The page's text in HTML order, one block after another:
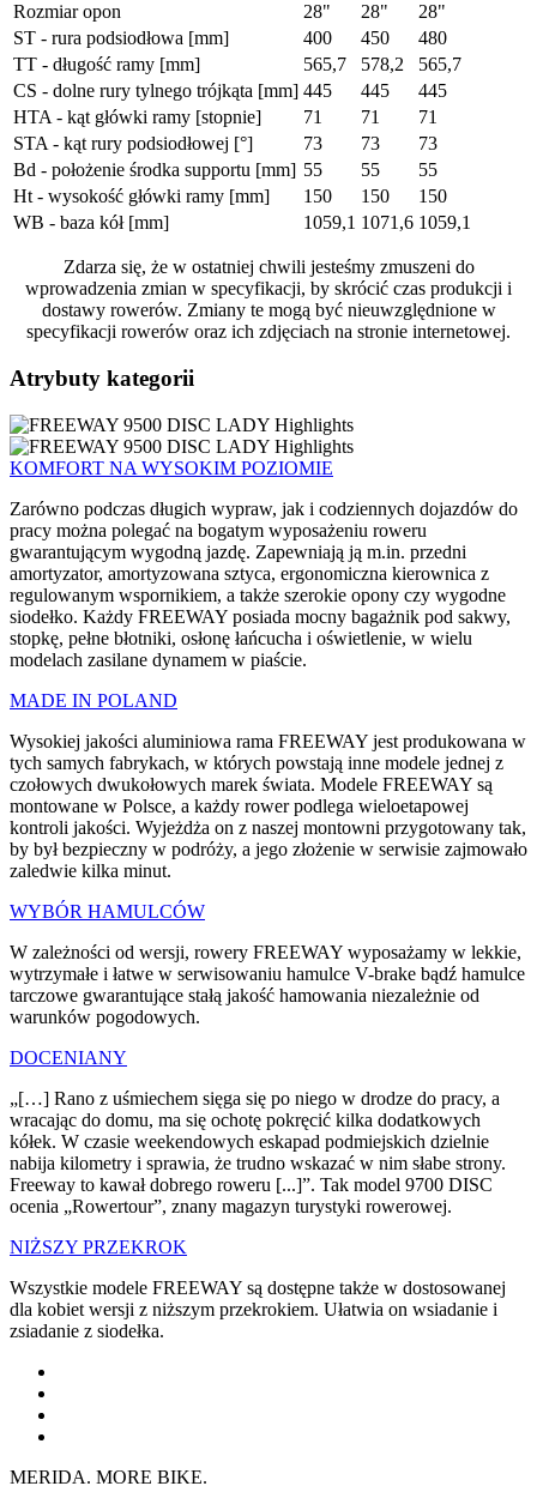
Rozmiar opon
28" 28"
28"
ST - rura podsiodłowa [mm]
400 450
480
TT - długość ramy [mm]
565,7 578,2
565,7
CS - dolne rury tylnego trójkąta [mm] 445 445
445
HTA - kąt główki ramy [stopnie]
71 71
71
STA - kąt rury podsiodłowej [°]
73 73
73
Bd - położenie środka supportu [mm] 55 55
55
Ht - wysokość główki ramy [mm]
150 150
150
WB - baza kół [mm]
1059,1 1071,6 1059,1
Zdarza się, że w ostatniej chwili jesteśmy zmuszeni do
wprowadzenia zmian w specyfikacji, by skrócić czas produkcji i
dostawy rowerów. Zmiany te mogą być nieuwzględnione w
specyfikacji rowerów oraz ich zdjęciach na stronie internetowej.
Atrybuty kategorii
KOMFORT NA WYSOKIM POZIOMIE
Zarówno podczas długich wypraw, jak i codziennych dojazdów do
pracy można polegać na bogatym wyposażeniu roweru
gwarantującym wygodną jazdę. Zapewniają ją m.in. przedni
amortyzator, amortyzowana sztyca, ergonomiczna kierownica z
regulowanym wspornikiem, a także szerokie opony czy wygodne
siodełko. Każdy FREEWAY posiada mocny bagażnik pod sakwy,
stopkę, pełne błotniki, osłonę łańcucha i oświetlenie, w wielu
modelach zasilane dynamem w piaście.
MADE IN POLAND
Wysokiej jakości aluminiowa rama FREEWAY jest produkowana w
tych samych fabrykach, w których powstają inne modele jednej z
czołowych dwukołowych marek świata. Modele FREEWAY są
montowane w Polsce, a każdy rower podlega wieloetapowej
kontroli jakości. Wyjeżdża on z naszej montowni przygotowany tak,
by był bezpieczny w podróży, a jego złożenie w serwisie zajmowało
zaledwie kilka minut.
WYBÓR HAMULCÓW
W zależności od wersji, rowery FREEWAY wyposażamy w lekkie,
wytrzymałe i łatwe w serwisowaniu hamulce V-brake bądź hamulce
tarczowe gwarantujące stałą jakość hamowania niezależnie od
warunków pogodowych.
DOCENIANY
„[…] Rano z uśmiechem sięga się po niego w drodze do pracy, a
wracając do domu, ma się ochotę pokręcić kilka dodatkowych
kółek. W czasie weekendowych eskapad podmiejskich dzielnie
nabija kilometry i sprawia, że trudno wskazać w nim słabe strony.
Freeway to kawał dobrego roweru [...]”. Tak model 9700 DISC
ocenia „Rowertour”, znany magazyn turystyki rowerowej.
NIŻSZY PRZEKROK
Wszystkie modele FREEWAY są dostępne także w dostosowanej
dla kobiet wersji z niższym przekrokiem. Ułatwia on wsiadanie i
zsiadanie z siodełka.
MERIDA. MORE BIKE.